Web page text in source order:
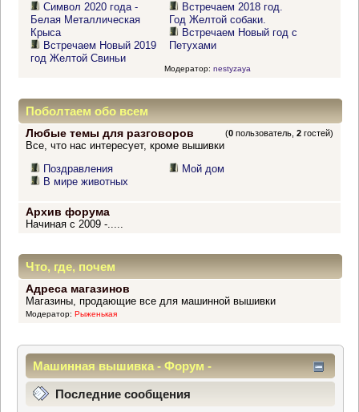
Символ 2020 года -
Белая Металлическая
Крыса
Встречаем Новый 2019
год Желтой Свиньи
Встречаем 2018 год.
Год Желтой собаки.
Встречаем Новый год с
Петухами
Модератор: nestyzaya
Поболтаем обо всем
Любые темы для разговоров (0 пользователь,2 гостей)
Все, что нас интересует, кроме вышивки
Поздравления
В мире животных
Мой дом
Архив форума
Начиная с 2009 -.....
Что, где, почем
Адреса магазинов
Магазины, продающие все для машинной вышивки
Модератор: Рыженькая
Машинная вышивка - Форум -
Информационный центр
Последние сообщения